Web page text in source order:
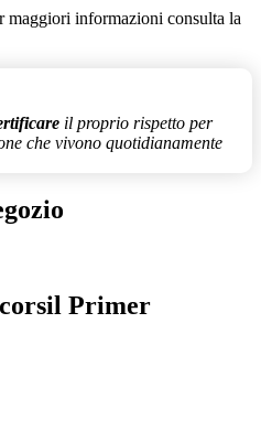
maggiori informazioni consulta la
il proprio rispetto per
che vivono quotidianamente
Primer